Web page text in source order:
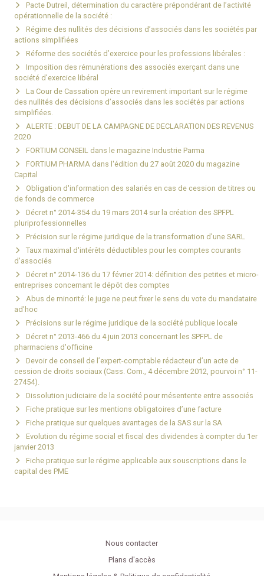
Pacte Dutreil, détermination du caractère prépondérant de l’activité
opérationnelle de la société :
Régime des nullités des décisions d’associés dans les sociétés par
actions simplifiées
Réforme des sociétés d’exercice pour les professions libérales :
Imposition des rémunérations des associés exerçant dans une
société d’exercice libéral
La Cour de Cassation opère un revirement important sur le régime
des nullités des décisions d’associés dans les sociétés par actions
simplifiées.
ALERTE : DEBUT DE LA CAMPAGNE DE DECLARATION DES REVENUS
2020
FORTIUM CONSEIL dans le magazine Industrie Parma
FORTIUM PHARMA dans l'édition du 27 août 2020 du magazine
Capital
Obligation d'information des salariés en cas de cession de titres ou
de fonds de commerce
Décret n° 2014-354 du 19 mars 2014 sur la création des SPFPL
pluriprofessionnelles
Précision sur le régime juridique de la transformation d'une SARL
Taux maximal d'intérêts déductibles pour les comptes courants
d'associés
Décret n° 2014-136 du 17 février 2014: définition des petites et micro-
entreprises concernant le dépôt des comptes
Abus de minorité: le juge ne peut fixer le sens du vote du mandataire
ad'hoc
Précisions sur le régime juridique de la société publique locale
Décret n° 2013-466 du 4 juin 2013 concernant les SPFPL de
pharmaciens d'officine
Devoir de conseil de l’expert-comptable rédacteur d’un acte de
cession de droits sociaux (Cass. Com., 4 décembre 2012, pourvoi n° 11-
27454).
Dissolution judiciaire de la société pour mésentente entre associés
Fiche pratique sur les mentions obligatoires d’une facture
Fiche pratique sur quelques avantages de la SAS sur la SA
Evolution du régime social et fiscal des dividendes à compter du 1er
janvier 2013
Fiche pratique sur le régime applicable aux souscriptions dans le
capital des PME
Nous contacter
Plans d'accès